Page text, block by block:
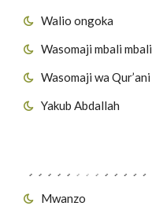
Walio ongoka
Wasomaji mbali mbali
Wasomaji wa Qur’ani
Yakub Abdallah
Mwanzo